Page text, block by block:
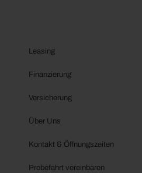
Leasing
Finanzierung
Versicherung
Über Uns
Kontakt & Öffnungszeiten
Probefahrt vereinbaren